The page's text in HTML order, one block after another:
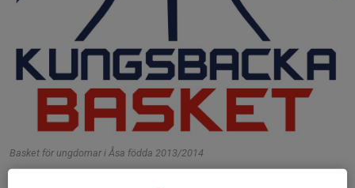
Basket för ungdomar i Åsa födda 2013/2014